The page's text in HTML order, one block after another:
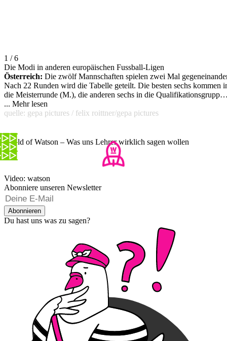
1 / 6
Die Modi in anderen europäischen Fussball-Ligen
Österreich: Die zwölf Mannschaften spielen zwei Mal
Nach 22 Runden wird die Tabelle geteilt. Die besten sechs kommen
die Meisterrunde (M.), die anderen sechs in die Qualifikationsgruppe
(Q.). Die Punkte werden halbiert. Der Sieger der M. ist Meister. Der
Letzte der Q. steigt ab.Bei fünf Europacup-Startplätzen hat auch der
Heimspiel gegen den Fünften der Meistergruppe. Der Sieger aus
diesem Spiel kämpft dann gegen den Vierten der M. in Hin- und
Rückspiel um den letzten Europa-League-Startplatz.
... Mehr lesen
quelle: gepa pictures / felix roittner/gepa pictures
World of Watson – Was uns Lehrer wirklich sagen wollen
Video: watson
Abonniere unseren Newsletter
Abonnieren
Du hast uns was zu sagen?